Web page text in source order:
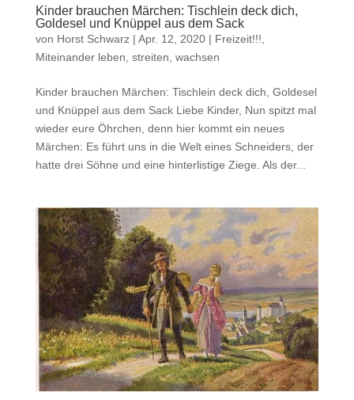
Kinder brauchen Märchen: Tischlein deck dich,
Goldesel und Knüppel aus dem Sack
von Horst Schwarz| Apr. 12, 2020| Freizeit!!!
Miteinander leben, streiten, wachsen
Kinder brauchen Märchen: Tischlein deck dich, Goldesel
und Knüppel aus dem Sack Liebe Kinder, Nun spitzt mal
wieder eure Öhrchen, denn hier kommt ein neues
Märchen: Es führt uns in die Welt eines Schneiders, der
hatte drei Söhne und eine hinterlistige Ziege. Als der...